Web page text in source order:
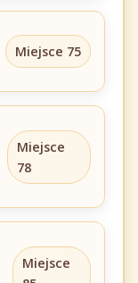
Miejsce 75
Miejsce
78
Miejsce